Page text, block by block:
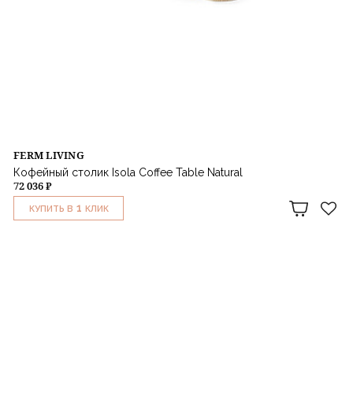
FERM LIVING
Кофейный столик Isola Coffee Table Natural
72 036 ₽
КУПИТЬ В 1 КЛИК